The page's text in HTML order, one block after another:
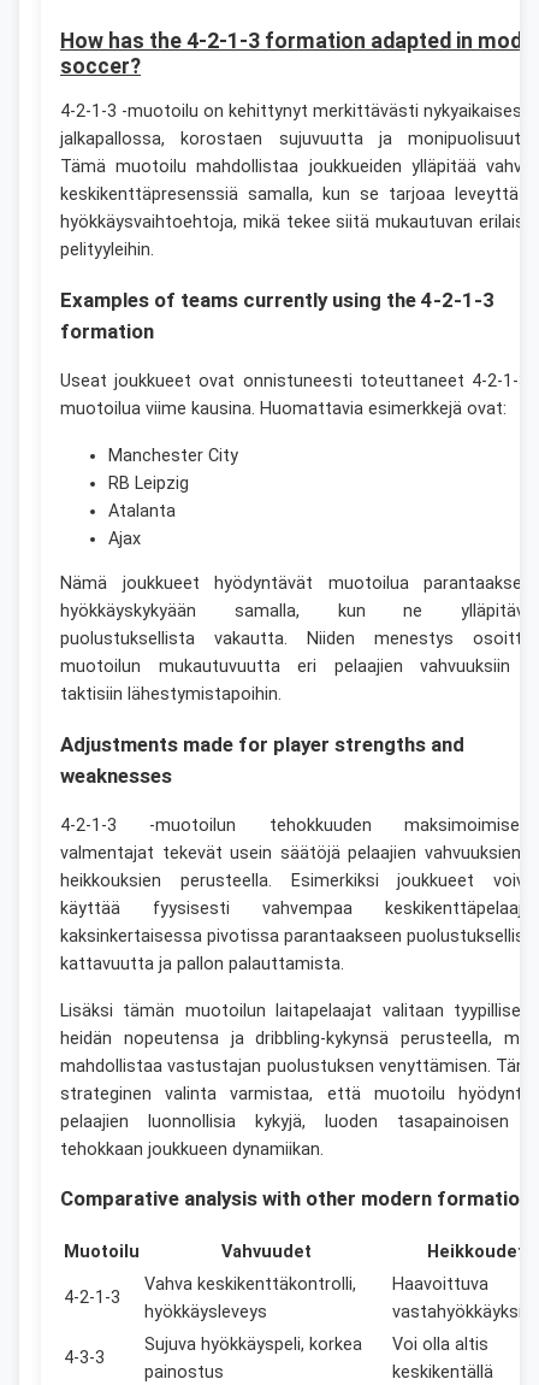
How has the 4-2-1-3 formation adapted in
soccer?
4-2-1-3 -muotoilu on kehittynyt merkittävästi
jalkapallossa, korostaen sujuvuutta ja
Tämä muotoilu mahdollistaa joukkueiden ylläpitää
keskikenttäpresenssiä samalla, kun se tarjoaa leveyttä
hyökkäysvaihtoehtoja, mikä tekee siitä mukautuvan
pelityyleihin.
Examples of teams currently using the 4-2-1-3
formation
Useat joukkueet ovat onnistuneesti toteuttaneet 4-2-1-3
muotoilua viime kausina. Huomattavia esimerkkejä ovat:
Manchester City
RB Leipzig
Atalanta
Ajax
Nämä joukkueet hyödyntävät muotoilua
hyökkäyskykyään samalla, kun ne
puolustuksellista vakautta. Niiden menestys
muotoilun mukautuvuutta eri pelaajien vahvuuksiin
taktisiin lähestymistapoihin.
Adjustments made for player strengths and
weaknesses
4-2-1-3 -muotoilun tehokkuuden
valmentajat tekevät usein säätöjä pelaajien vahvuuksien
heikkouksien perusteella. Esimerkiksi joukkueet
käyttää fyysisesti vahvempaa
kaksinkertaisessa pivotissa parantaakseen
kattavuutta ja pallon palauttamista.
Lisäksi tämän muotoilun laitapelaajat valitaan
heidän nopeutensa ja dribbling-kykynsä perusteella,
mahdollistaa vastustajan puolustuksen venyttämisen.
strateginen valinta varmistaa, että muotoilu
pelaajien luonnollisia kykyjä, luoden tasapainoisen
tehokkaan joukkueen dynamiikan.
Comparative analysis with other modern
Muotoilu Vahvuudet Heikkoudet
4-2-1-3
Vahva keskikenttäkontrolli,
hyökkäysleveys
Haavoittuva
vastahyökkäyksille
4-3-3
Sujuva hyökkäyspeli, korkea
painostus
Voi olla altis
keskikentällä